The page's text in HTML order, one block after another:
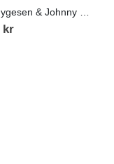
Rud Thygesen & Johnny Sørensen för Botium, Danmark – 1970-tal
kr